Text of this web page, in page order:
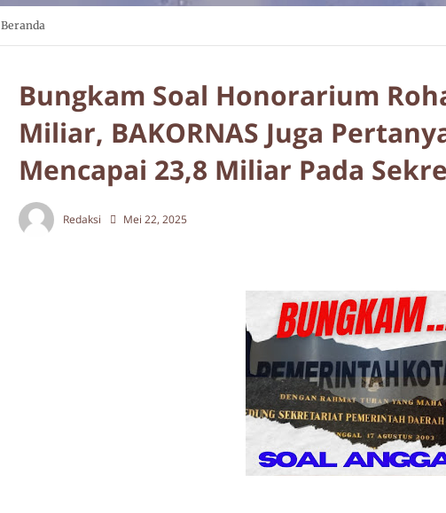
Beranda
Bungkam Soal Honorarium
Miliar, BAKORNAS Juga
Mencapai 23,8 Miliar Pada
Redaksi Mei 22, 2025